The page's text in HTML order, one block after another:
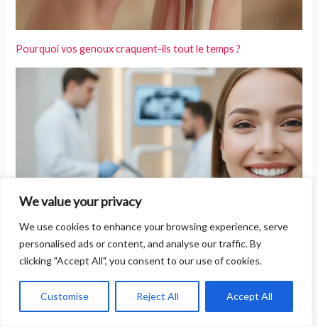
We value your privacy
We use cookies to enhance your browsing experience, serve
personalised ads or content, and analyse our traffic. By
clicking "Accept All", you consent to our use of cookies.
Customise Reject All Accept All
Pourquoi vos genoux craquent-ils tout le temps ?
Qu’est-ce que l’esthétique du sourire et vers quels